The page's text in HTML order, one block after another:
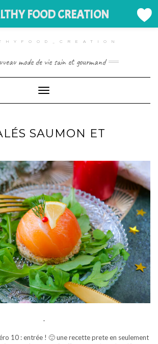
mode de vie sain et gourmand
Toggle Navigation
SAUMON ET
-
10 : entrée ! 🙂 une recette prete en seulement
FOOD CREATION